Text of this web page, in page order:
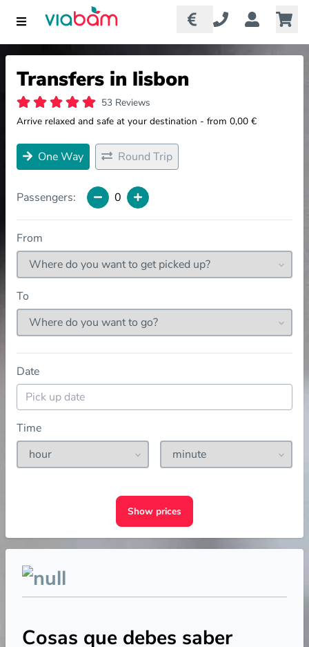
Transfers in lisbon
53 Reviews
Arrive relaxed and safe at your destination - from 0,00 €
One Way Round Trip
Passengers: 0
From
To
Date
Time
Show prices
Cosas que debes saber